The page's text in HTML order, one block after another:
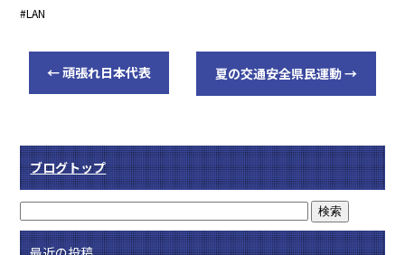
#LAN
←頑張れ日本代表 夏の交通安全県民運動→
ブログトップ